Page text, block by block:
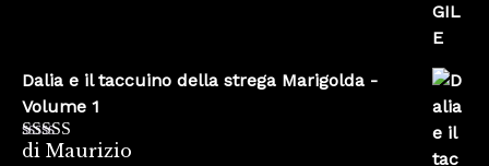
Dalia e il taccuino della strega Marigolda -
Volume 1
Valutato4
di Maurizio